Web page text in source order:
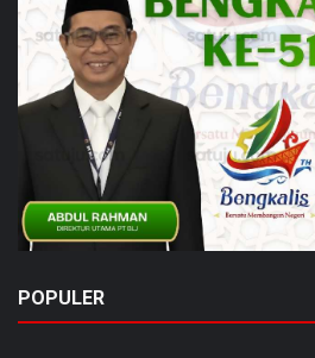
POPULER